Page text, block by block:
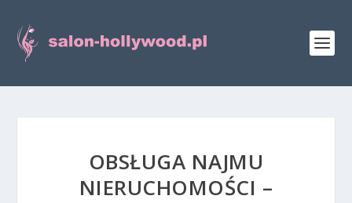
OBSŁUGA NAJMU
NIERUCHOMOŚCI –